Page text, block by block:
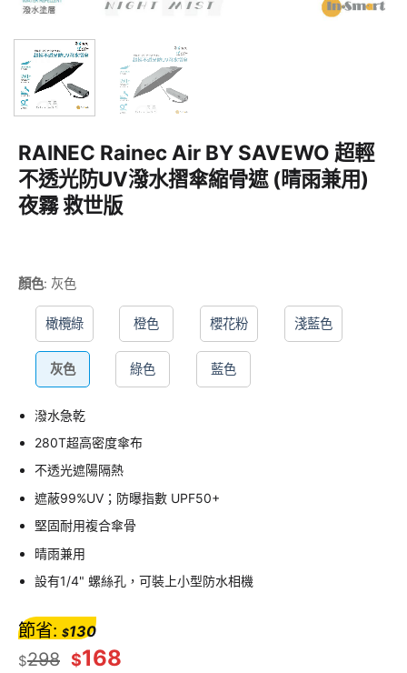
RAINEC Rainec Air BY SAVEWO 超輕
不透光防UV潑水摺傘縮骨遮 (晴雨兼用)
夜霧 救世版
顏色: 灰色
橄欖綠 橙色 櫻花粉 淺藍色
灰色 綠色 藍色
潑水急乾
280T超高密度傘布
不透光遮陽隔熱
遮蔽99%UV；防曝指數 UPF50+
堅固耐用複合傘骨
晴雨兼用
設有1/4" 螺絲孔，可裝上小型防水相機
$298 $168
節省: $130